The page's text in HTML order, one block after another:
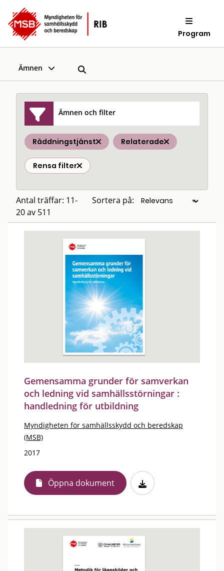
Program
Ämnen
Ämnen och filter
Räddningstjänst Relaterade
Rensa filter
Antal träffar: 11-
20 av 511
Sortera på:
Gemensamma grunder för samverkan
och ledning vid samhällsstörningar :
handledning för utbildning
Myndigheten för samhällsskydd och beredskap
(MSB)
2017
Öppna dokument